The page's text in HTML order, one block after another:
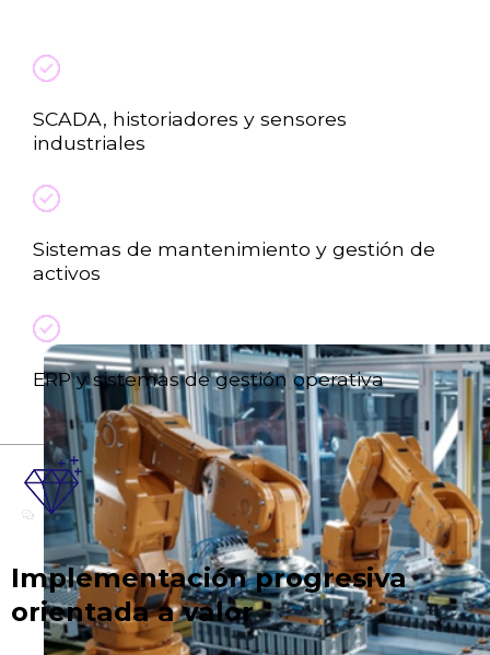
SCADA, historiadores y sensores
industriales
Sistemas de mantenimiento y gestión de
activos
ERP y sistemas de gestión operativa
Implementación progresiva
orientada a valor